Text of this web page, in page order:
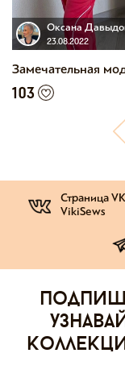
Оксана
23.08.2022
Замечательная
103
Страница VK
VikiSews